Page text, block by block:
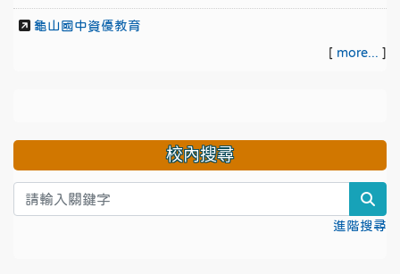
龜山國中資優教育
[ more... ]
校內搜尋
進階搜尋